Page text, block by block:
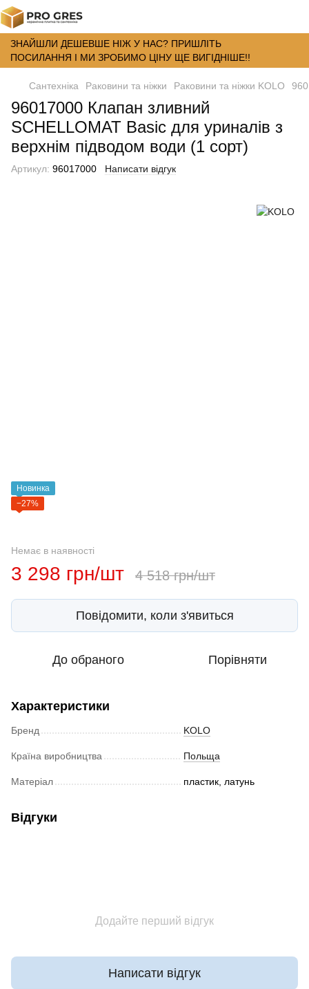
ЗНАЙШЛИ ДЕШЕВШЕ НІЖ У НАС? ПРИШЛІТЬ
ПОСИЛАННЯ І МИ ЗРОБИМО ЦІНУ ЩЕ ВИГІДНІШЕ!!
Сантехніка Раковини та ніжки Раковини та ніжки KOLO
96017000 Клапан зливний
SCHELLOMAT Basic для уриналів з
верхнім підводом води (1 сорт)
Артикул: 96017000 Написати відгук
Новинка
−27%
Немає в наявності
3 298 грн/шт 4 518 грн/шт
Повідомити, коли з'явиться
До обраного Порівняти
Характеристики
Бренд KOLO
Країна виробництва Польща
Матеріал пластик, латунь
Відгуки
Додайте перший відгук
Написати відгук